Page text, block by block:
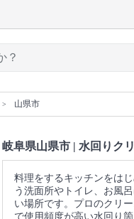
山県市
岐阜県山県市 | 水回りク
料理をするキッチンをは
う洗面所やトイレ、お風
い場所です。プロのクリ
で使用頻度が高い水回り